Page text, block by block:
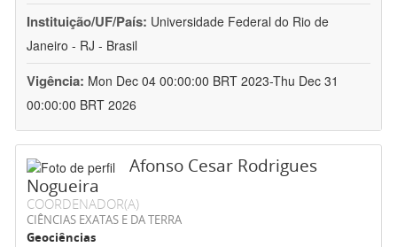
Instituição/UF/País: Universidade Federal do Rio de
Janeiro - RJ - Brasil
Vigência: Mon Dec 04 00:00:00 BRT 2023-Thu Dec 31
00:00:00 BRT 2026
Afonso Cesar Rodrigues
Nogueira
COORDENADOR(A)
CIÊNCIAS EXATAS E DA TERRA
Geociências